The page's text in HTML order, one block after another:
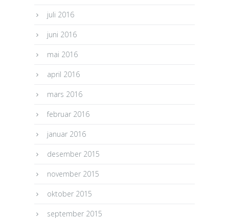
juli 2016
juni 2016
mai 2016
april 2016
mars 2016
februar 2016
januar 2016
desember 2015
november 2015
oktober 2015
september 2015